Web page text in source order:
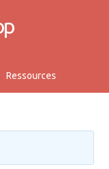
Ressources